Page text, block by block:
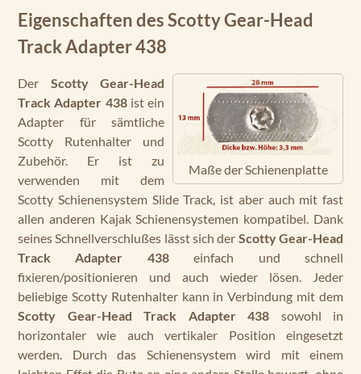
Eigenschaften des Scotty Gear-Head
Track Adapter 438
Maße der Schienenplatte
Der Scotty Gear-Head
Track Adapter 438ist ein
Adapter für sämtliche
Scotty Rutenhalter und
Zubehör. Er ist zu
verwenden mit dem
Scotty Schienensystem Slide Track, ist aber auch mit fast
allen anderen Kajak Schienensystemen kompatibel. Dank
seines Schnellverschlußes lässt sich der Scotty Gear-Head
Track Adapter 438einfach und schnell
fixieren/positionieren und auch wieder lösen. Jeder
beliebige Scotty Rutenhalter kann in Verbindung mit dem
Scotty Gear-Head Track Adapter 438 sowohl in
horizontaler wie auch vertikaler Position eingesetzt
werden. Durch das Schienensystem wird mit einem